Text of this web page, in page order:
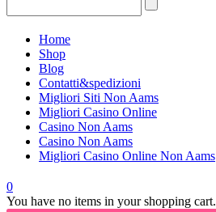
Home
Shop
Blog
Contatti&spedizioni
Migliori Siti Non Aams
Migliori Casino Online
Casino Non Aams
Casino Non Aams
Migliori Casino Online Non Aams
0
You have no items in your shopping cart.